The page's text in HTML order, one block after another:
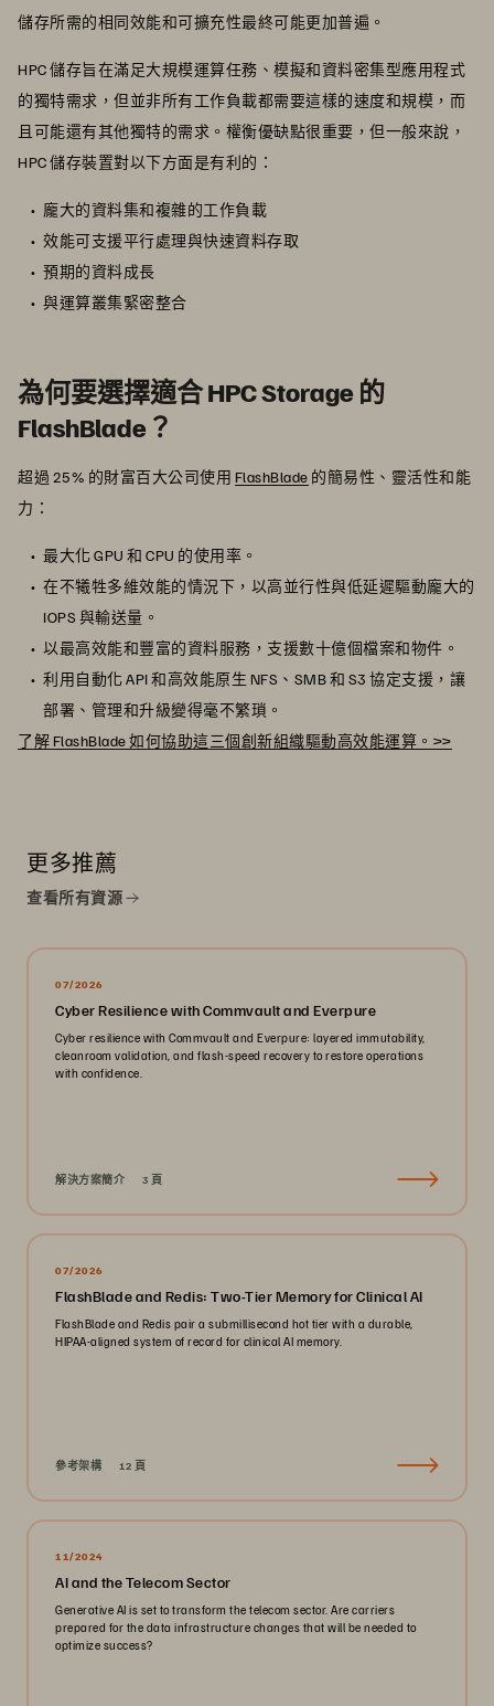
儲存所需的相同效能和可擴充性最終可能更加普遍。
HPC 儲存旨在滿足大規模運算任務、模擬和資料密集型應用程式
的獨特需求，但並非所有工作負載都需要這樣的速度和規模，而
且可能還有其他獨特的需求。權衡優缺點很重要，但一般來說，
HPC 儲存裝置對以下方面是有利的：
龐大的資料集和複雜的工作負載
效能可支援平行處理與快速資料存取
預期的資料成長
與運算叢集緊密整合
為何要選擇適合 HPC Storage 的
FlashBlade？
超過 25% 的財富百大公司使用 FlashBlade 的簡易性、靈活性和能
力：
最大化 GPU 和 CPU 的使用率。
在不犧牲多維效能的情況下，以高並行性與低延遲驅動龐大的
IOPS 與輸送量。
以最高效能和豐富的資料服務，支援數十億個檔案和物件。
利用自動化 API 和高效能原生 NFS、SMB 和 S3 協定支援，讓
部署、管理和升級變得毫不繁瑣。
了解 FlashBlade 如何協助這三個創新組織驅動高效能運算。>>
更多推薦
查看所有資源
07/2026
Cyber Resilience with Commvault and Everpure
Cyber resilience with Commvault and Everpure: layered immutability,
cleanroom validation, and flash-speed recovery to restore operations
with confidence.
解決方案簡介 3 頁
07/2026
FlashBlade and Redis: Two-Tier Memory for Clinical AI
FlashBlade and Redis pair a submillisecond hot tier with a durable,
HIPAA-aligned system of record for clinical AI memory.
參考架構 12 頁
11/2024
AI and the Telecom Sector
Generative AI is set to transform the telecom sector. Are carriers
prepared for the data infrastructure changes that will be needed to
optimize success?